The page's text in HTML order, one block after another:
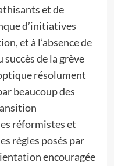
et de
d’initiatives
et à l’absence de
succès de la grève
résolument
beaucoup des
réformistes et
règles posés par
encouragée